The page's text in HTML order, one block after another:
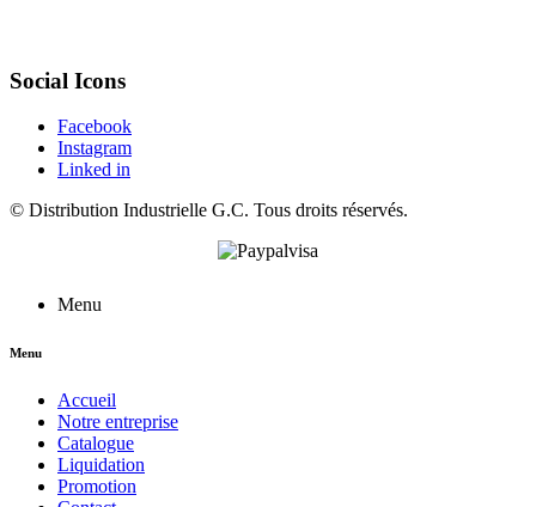
Social Icons
Facebook
Instagram
Linked in
© Distribution Industrielle G.C. Tous droits réservés.
Menu
Menu
Accueil
Notre entreprise
Catalogue
Liquidation
Promotion